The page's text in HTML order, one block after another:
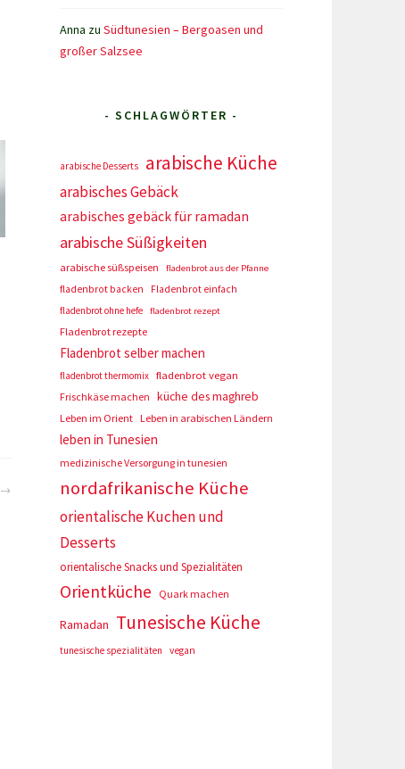
Anna zu Südtunesien – Bergoasen und
großer Salzsee
- SCHLAGWÖRTER -
arabische Desserts arabische Küche
arabisches Gebäck
arabisches gebäck für ramadan
arabische Süßigkeiten
arabische süßspeisen fladenbrot aus der Pfanne
fladenbrot backen
Fladenbrot einfach
fladenbrot ohne hefe
fladenbrot rezept
Fladenbrot rezepte
Fladenbrot selber machen
fladenbrot thermomix fladenbrot vegan
Frischkäse machen küche des maghreb
Leben im Orient Leben in arabischen Ländern
leben in Tunesien
medizinische Versorgung in tunesien
nordafrikanische Küche
orientalische Kuchen und
Desserts
orientalische Snacks und Spezialitäten
Orientküche Quark machen
Ramadan Tunesische Küche
tunesische spezialitäten vegan